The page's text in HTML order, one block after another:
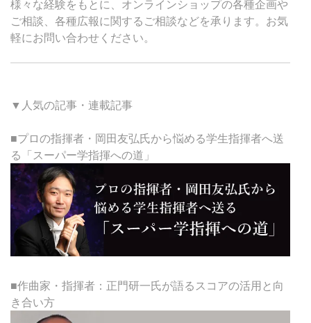
様々な経験をもとに、オンラインショップの各種企画や
ご相談、各種広報に関するご相談などを承ります。お気
軽にお問い合わせください。
▼人気の記事・連載記事
■プロの指揮者・岡田友弘氏から悩める学生指揮者へ送
る「スーパー学指揮への道」
■作曲家・指揮者：正門研一氏が語るスコアの活用と向
き合い方